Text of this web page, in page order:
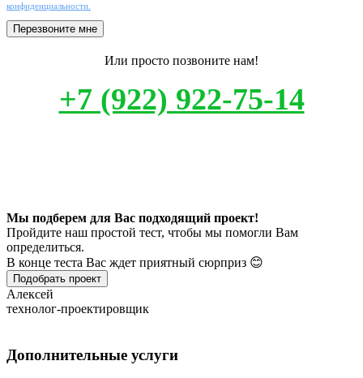
конфиденциальности.
Перезвоните мне
Или просто позвоните нам!
+7 (922) 922-75-14
Мы подберем для Вас подходящий проект!
Пройдите наш простой тест, чтобы мы помогли Вам
определиться.
В конце теста Вас ждет приятный сюрприз 😊
Подобрать проект
Алексей
технолог-проектировщик
Дополнительные услуги